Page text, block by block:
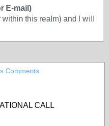
E-mail)
this realm) and I will
Comments
CALL